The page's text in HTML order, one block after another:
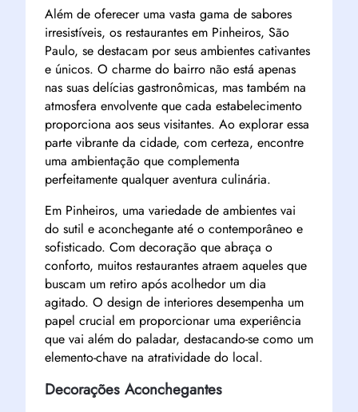
Além de oferecer uma vasta gama de sabores
irresistíveis, os restaurantes em Pinheiros, São
Paulo, se destacam por seus ambientes cativantes
e únicos. O charme do bairro não está apenas
nas suas delícias gastronômicas, mas também na
atmosfera envolvente que cada estabelecimento
proporciona aos seus visitantes. Ao explorar essa
parte vibrante da cidade, com certeza, encontre
uma ambientação que complementa
perfeitamente qualquer aventura culinária.
Em Pinheiros, uma variedade de ambientes vai
do sutil e aconchegante até o contemporâneo e
sofisticado. Com decoração que abraça o
conforto, muitos restaurantes atraem aqueles que
buscam um retiro após acolhedor um dia
agitado. O design de interiores desempenha um
papel crucial em proporcionar uma experiência
que vai além do paladar, destacando-se como um
elemento-chave na atratividade do local.
Decorações Aconchegantes